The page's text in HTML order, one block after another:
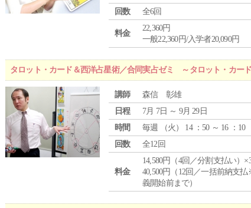
回数
全6回
料金
22,360円
一般22,360円/入学者20,090円
タロット・カード＆西洋占星術／合同実占ゼミ ～タロット・カー
講師
森信 彰雄
日程
7月 7日 ～ 9月 29日
時間
毎週 （火 ） 14 ：50 ～ 16 ：10
回数
全12回
料金
14,580円（4回／分割支払い）
40,500円（12回／一括前納支
義開始前まで）